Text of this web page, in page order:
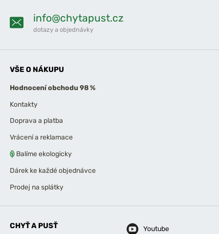
info@chytapust.cz
dotazy a objednávky
VŠE O NÁKUPU
Hodnocení obchodu 98 %
Kontakty
Doprava a platba
Vrácení a reklamace
Balíme ekologicky
Dárek ke každé objednávce
Prodej na splátky
CHYŤ A PUSŤ
Youtube